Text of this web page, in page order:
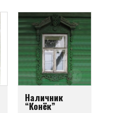
Наличник
“Конёк”